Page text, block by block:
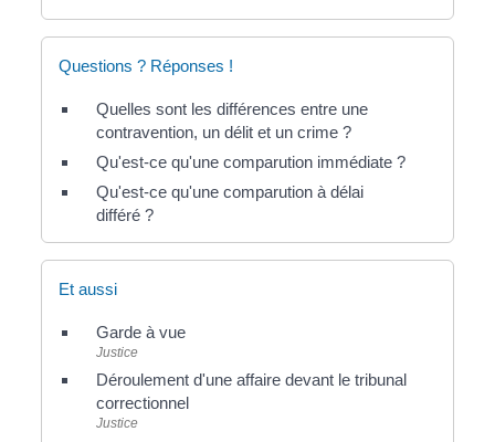
Questions ? Réponses !
Quelles sont les différences entre une
contravention, un délit et un crime ?
Qu'est-ce qu'une comparution immédiate ?
Qu'est-ce qu'une comparution à délai
différé ?
Et aussi
Garde à vue
Justice
Déroulement d'une affaire devant le tribunal
correctionnel
Justice